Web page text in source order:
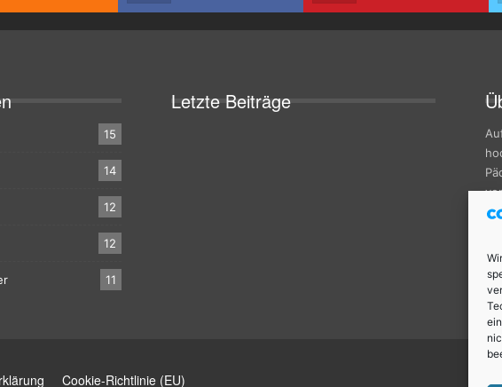
15
14
12
12
11
Letzte Beiträge
Cookie-Richtlinie (EU)